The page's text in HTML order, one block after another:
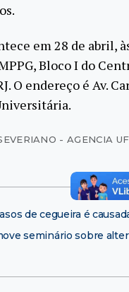
em 28 de abril,
Bloco I do
O endereço é Av.
- AGENCIA
de cegueira é
seminário sobre